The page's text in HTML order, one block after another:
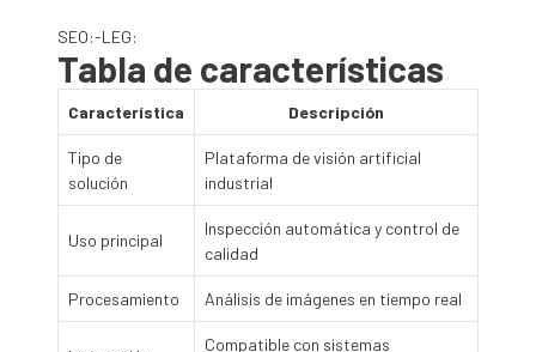
SEO:-LEG:
Tabla de características
Característica Descripción
Tipo de
solución
Plataforma de visión artificial
industrial
Uso principal
Inspección automática y control de
calidad
Procesamiento Análisis de imágenes en tiempo real
Compatible con sistemas